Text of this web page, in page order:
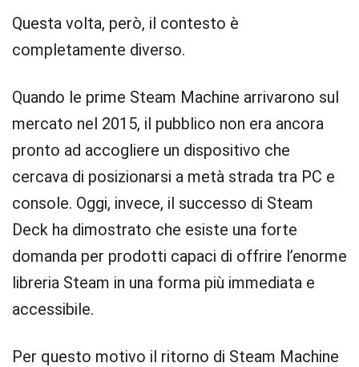
Questa volta, però, il contesto è
completamente diverso.
Quando le prime Steam Machine arrivarono sul
mercato nel 2015, il pubblico non era ancora
pronto ad accogliere un dispositivo che
cercava di posizionarsi a metà strada tra PC e
console. Oggi, invece, il successo di Steam
Deck ha dimostrato che esiste una forte
domanda per prodotti capaci di offrire l’enorme
libreria Steam in una forma più immediata e
accessibile.
Per questo motivo il ritorno di Steam Machine